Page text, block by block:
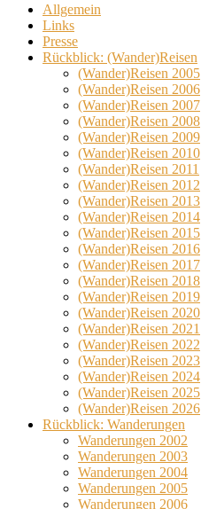
Allgemein
Links
Presse
Rückblick: (Wander)Reisen
(Wander)Reisen 2005
(Wander)Reisen 2006
(Wander)Reisen 2007
(Wander)Reisen 2008
(Wander)Reisen 2009
(Wander)Reisen 2010
(Wander)Reisen 2011
(Wander)Reisen 2012
(Wander)Reisen 2013
(Wander)Reisen 2014
(Wander)Reisen 2015
(Wander)Reisen 2016
(Wander)Reisen 2017
(Wander)Reisen 2018
(Wander)Reisen 2019
(Wander)Reisen 2020
(Wander)Reisen 2021
(Wander)Reisen 2022
(Wander)Reisen 2023
(Wander)Reisen 2024
(Wander)Reisen 2025
(Wander)Reisen 2026
Rückblick: Wanderungen
Wanderungen 2002
Wanderungen 2003
Wanderungen 2004
Wanderungen 2005
Wanderungen 2006